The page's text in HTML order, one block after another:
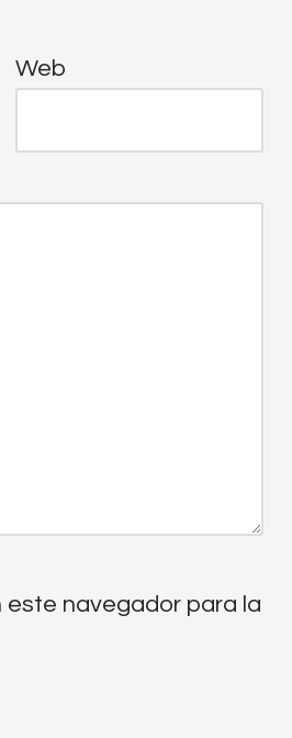
Web
navegador para la